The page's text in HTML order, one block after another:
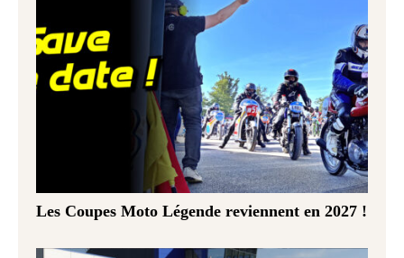
Les Coupes Moto Légende reviennent en 2027 !